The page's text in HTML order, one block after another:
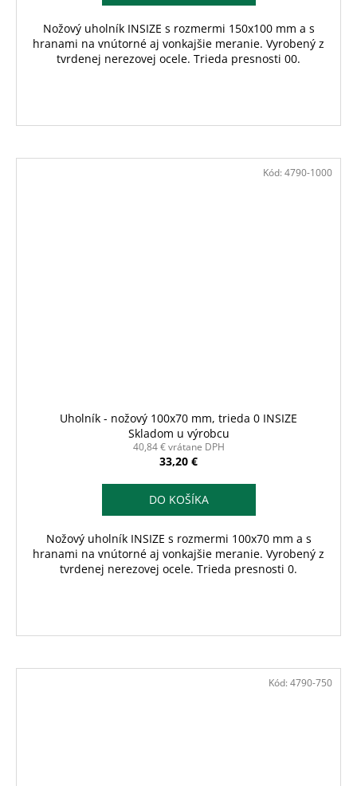
Nožový uholník INSIZE s rozmermi 150x100 mm a s
hranami na vnútorné aj vonkajšie meranie. Vyrobený z
tvrdenej nerezovej ocele. Trieda presnosti 00.
Uholník - nožový 100x70 mm, trieda 0 INSIZE
Skladom u výrobcu
40,84 € vrátane DPH
33,20 €
DO KOŠÍKA
Nožový uholník INSIZE s rozmermi 100x70 mm a s
hranami na vnútorné aj vonkajšie meranie. Vyrobený z
tvrdenej nerezovej ocele. Trieda presnosti 0.
Kód: 4790-1000
Kód: 4790-750